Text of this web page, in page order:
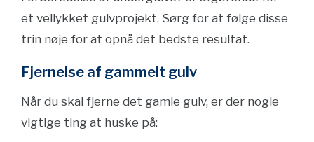
et vellykket gulvprojekt. Sørg for at følge disse
trin nøje for at opnå det bedste resultat.
Fjernelse af gammelt gulv
Når du skal fjerne det gamle gulv, er der nogle
vigtige ting at huske på: